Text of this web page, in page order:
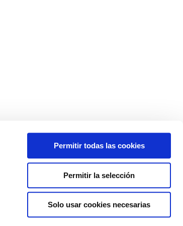
Permitir todas las cookies
Permitir la selección
Solo usar cookies necesarias